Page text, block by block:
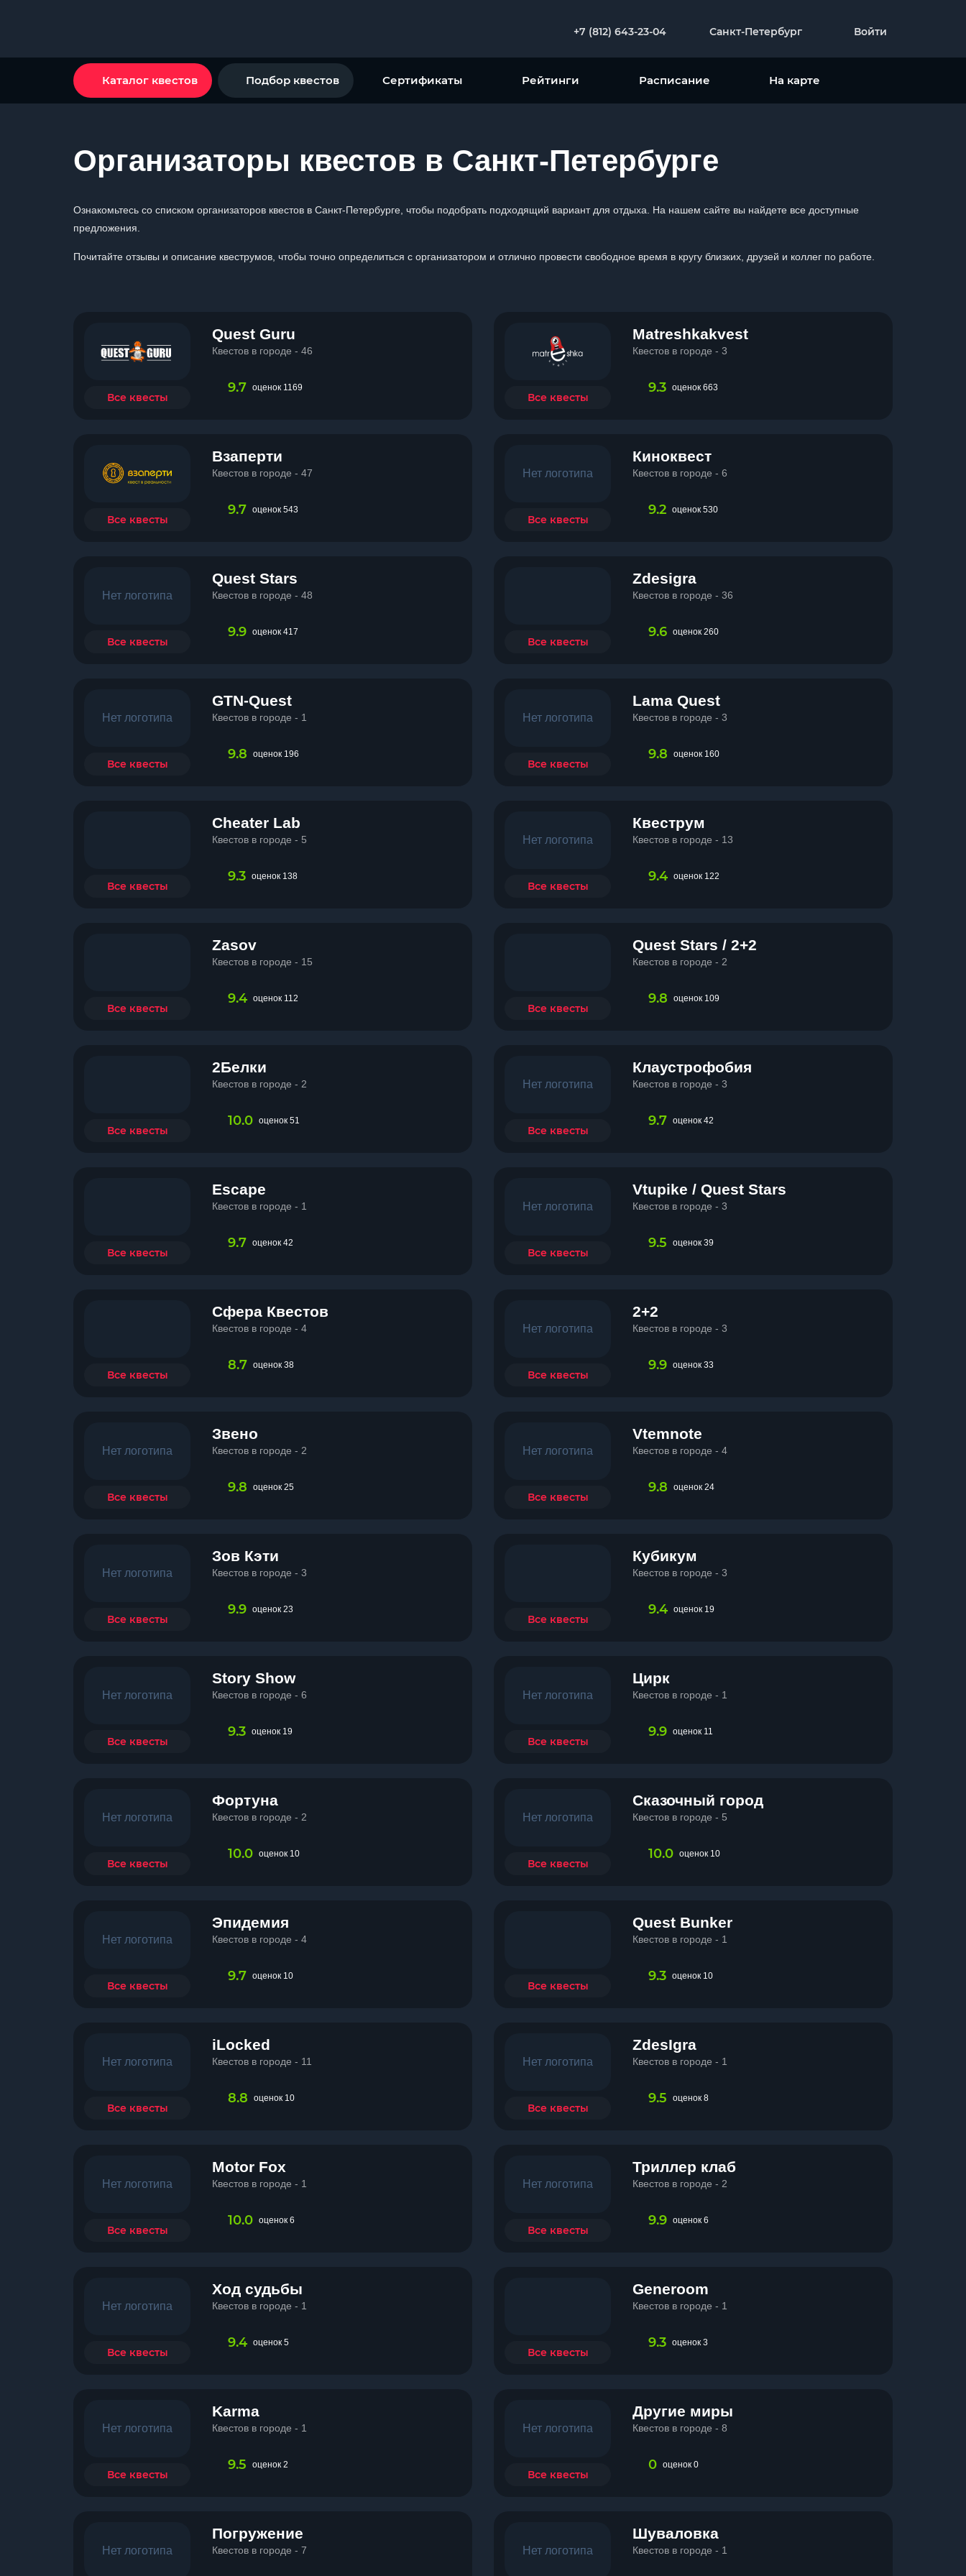
+7 (812) 643-23-04 Санкт-Петербург Войти
Каталог квестов Подбор квестов Сертификаты Рейтинги Расписание На карте
Организаторы квестов в Санкт-Петербурге
Ознакомьтесь со списком организаторов квестов в Санкт-Петербурге, чтобы подобрать подходящий вариант для отдыха. На нашем сайте вы найдете все доступные
предложения.
Почитайте отзывы и описание квеструмов, чтобы точно определиться с организатором и отлично провести свободное время в кругу близких, друзей и коллег по работе.
Все квесты
Quest Guru
Квестов в городе - 46
9.7 оценок 1169
Все квесты
Matreshkakvest
Квестов в городе - 3
9.3 оценок 663
Все квесты
Взаперти
Квестов в городе - 47
9.7 оценок 543
Нет логотипа
Все квесты
Киноквест
Квестов в городе - 6
9.2 оценок 530
Нет логотипа
Все квесты
Quest Stars
Квестов в городе - 48
9.9 оценок 417
Все квесты
Zdesigra
Квестов в городе - 36
9.6 оценок 260
Нет логотипа
Все квесты
GTN-Quest
Квестов в городе - 1
9.8 оценок 196
Нет логотипа
Все квесты
Lama Quest
Квестов в городе - 3
9.8 оценок 160
Все квесты
Cheater Lab
Квестов в городе - 5
9.3 оценок 138
Нет логотипа
Все квесты
Квеструм
Квестов в городе - 13
9.4 оценок 122
Все квесты
Zasov
Квестов в городе - 15
9.4 оценок 112
Все квесты
Quest Stars / 2+2
Квестов в городе - 2
9.8 оценок 109
Все квесты
2Белки
Квестов в городе - 2
10.0 оценок 51
Нет логотипа
Все квесты
Клаустрофобия
Квестов в городе - 3
9.7 оценок 42
Все квесты
Escape
Квестов в городе - 1
9.7 оценок 42
Нет логотипа
Все квесты
Vtupike / Quest Stars
Квестов в городе - 3
9.5 оценок 39
Все квесты
Сфера Квестов
Квестов в городе - 4
8.7 оценок 38
Нет логотипа
Все квесты
2+2
Квестов в городе - 3
9.9 оценок 33
Нет логотипа
Все квесты
Звено
Квестов в городе - 2
9.8 оценок 25
Нет логотипа
Все квесты
Vtemnote
Квестов в городе - 4
9.8 оценок 24
Нет логотипа
Все квесты
Зов Кэти
Квестов в городе - 3
9.9 оценок 23
Все квесты
Кубикум
Квестов в городе - 3
9.4 оценок 19
Нет логотипа
Все квесты
Story Show
Квестов в городе - 6
9.3 оценок 19
Нет логотипа
Все квесты
Цирк
Квестов в городе - 1
9.9 оценок 11
Нет логотипа
Все квесты
Фортуна
Квестов в городе - 2
10.0 оценок 10
Нет логотипа
Все квесты
Сказочный город
Квестов в городе - 5
10.0 оценок 10
Нет логотипа
Все квесты
Эпидемия
Квестов в городе - 4
9.7 оценок 10
Все квесты
Quest Bunker
Квестов в городе - 1
9.3 оценок 10
Нет логотипа
Все квесты
iLocked
Квестов в городе - 11
8.8 оценок 10
Нет логотипа
Все квесты
ZdesIgra
Квестов в городе - 1
9.5 оценок 8
Нет логотипа
Все квесты
Motor Fox
Квестов в городе - 1
10.0 оценок 6
Нет логотипа
Все квесты
Триллер клаб
Квестов в городе - 2
9.9 оценок 6
Нет логотипа
Все квесты
Ход судьбы
Квестов в городе - 1
9.4 оценок 5
Все квесты
Generoom
Квестов в городе - 1
9.3 оценок 3
Нет логотипа
Все квесты
Karma
Квестов в городе - 1
9.5 оценок 2
Нет логотипа
Все квесты
Другие миры
Квестов в городе - 8
0 оценок 0
Нет логотипа
Погружение
Квестов в городе - 7 Нет логотипа
Шуваловка
Квестов в городе - 1